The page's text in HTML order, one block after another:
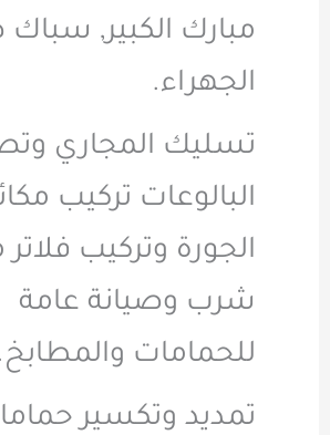
مبارك الكبير,
الجهراء.
تسليك المجاري
البالوعات تركيب
الجورة وتركيب فلاتر
شرب وصيانة عامة
للحمامات
تمديد وتكسير